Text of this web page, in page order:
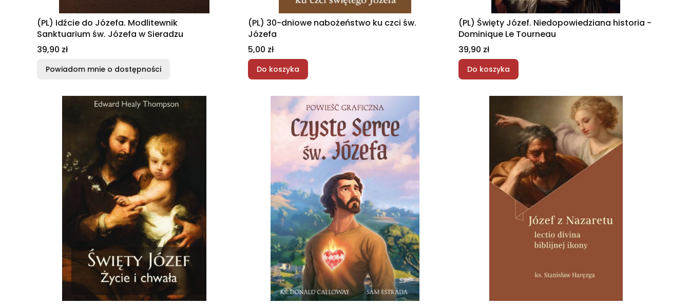
(PL) Idźcie do Józefa. Modlitewnik
Sanktuarium św. Józefa w Sieradzu
Cena
39,90 zł
Powiadom mnie o dostępności
(PL) 30-dniowe nabożeństwo ku czci św.
Józefa
Cena
5,00 zł
Do koszyka
(PL) Święty Józef. Niedopowiedziana historia -
Dominique Le Tourneau
Cena
39,90 zł
Do koszyka